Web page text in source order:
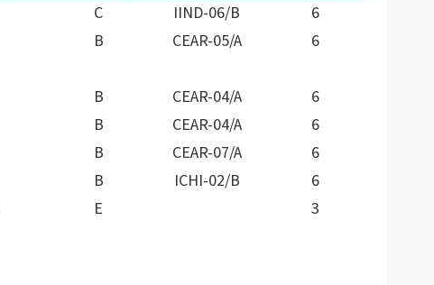
C IIND-06/B
6
B CEAR-05/A
6
B CEAR-04/A
6
B CEAR-04/A
6
B CEAR-07/A
6
B ICHI-02/B
6
E 3